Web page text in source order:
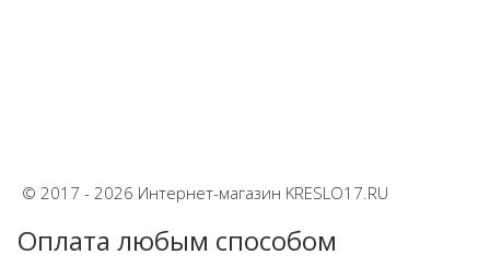
© 2017 - 2026 Интернет-магазин KRESLO17.RU
Оплата любым способом